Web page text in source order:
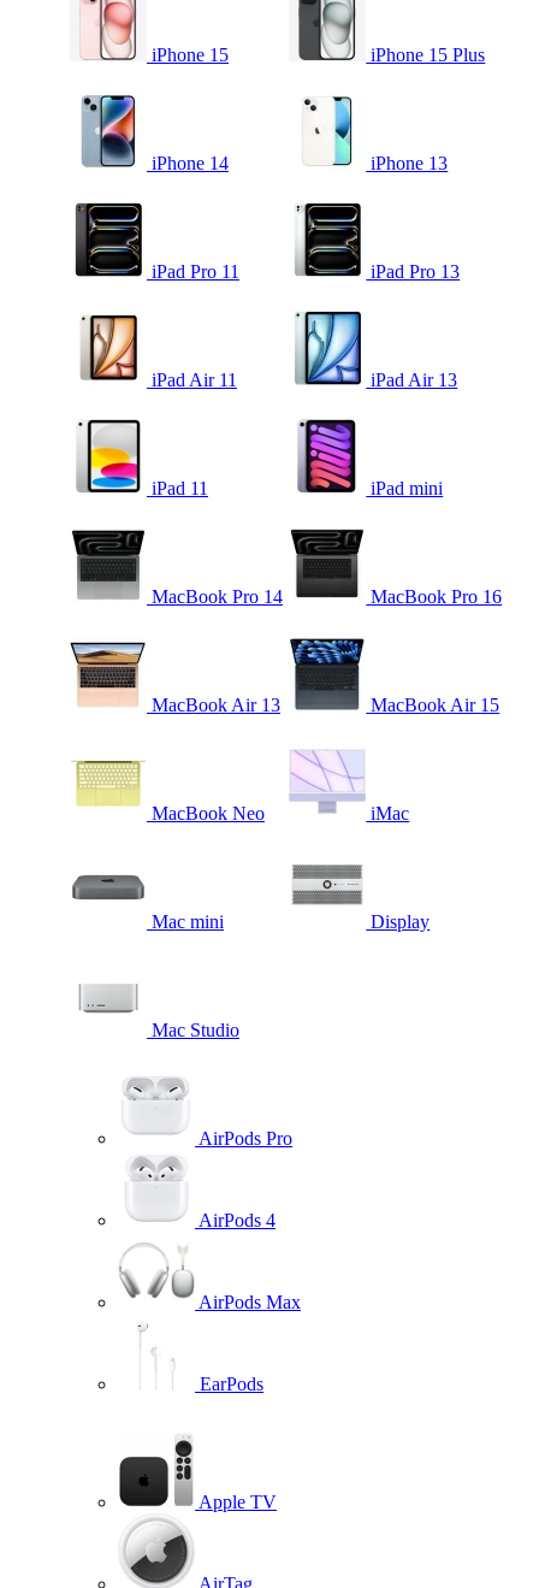
iPhone 15 iPhone 15 Plus
iPhone 14 iPhone 13
iPad Pro 11 iPad Pro 13
iPad Air 11 iPad Air 13
iPad 11 iPad mini
MacBook Pro 14 MacBook Pro 16
MacBook Air 13 MacBook Air 15
MacBook Neo iMac
Mac mini Display
Mac Studio
AirPods Pro
AirPods 4
AirPods Max
EarPods
Apple TV